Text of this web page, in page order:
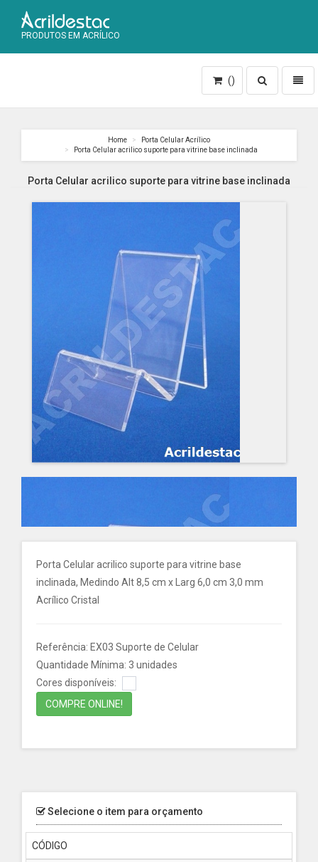
PRODUTOS EM ACRÍLICO
Toggle
search
()
Home
Porta Celular Acrílico
Porta Celular acrilico suporte para vitrine base inclinada
Porta Celular acrilico suporte para vitrine base inclinada
Porta Celular acrilico suporte para vitrine base
inclinada, Medindo Alt 8,5 cm x Larg 6,0 cm 3,0 mm
Acrílico Cristal
Referência: EX03 Suporte de Celular
Quantidade Mínima: 3 unidades
Cores disponíveis:
COMPRE ONLINE!
Selecione o item para orçamento
CÓDIGO